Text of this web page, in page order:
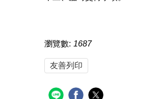
瀏覽數: 1687
友善列印